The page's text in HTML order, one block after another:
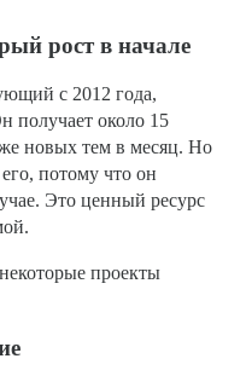
рост в начале
с 2012 года,
получает около 15
новых тем в месяц. Но
потому что он
Это ценный ресурс
проекты